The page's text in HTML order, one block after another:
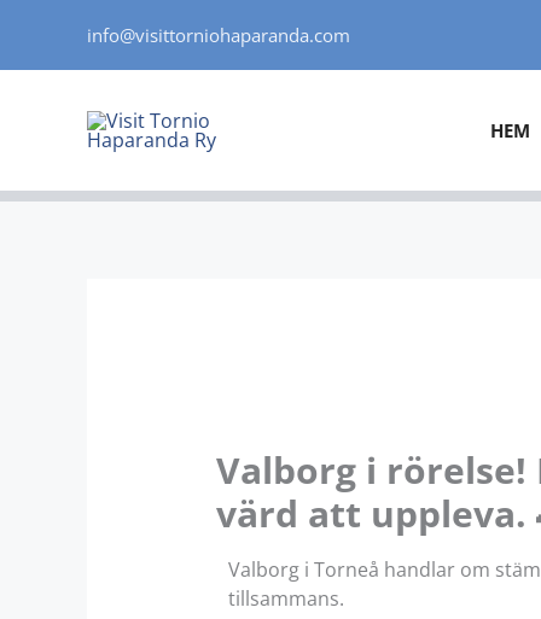
innehåll
info@visittorniohaparanda.com
HEM
Valborg i
värd att uppleva.
Valborg i Torneå handlar om
tillsammans.